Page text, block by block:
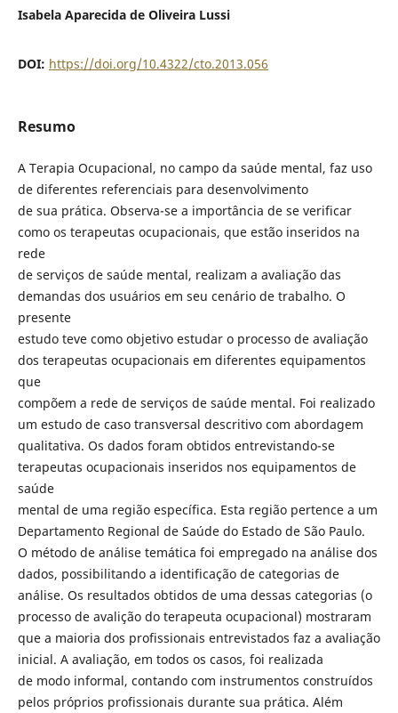
Isabela Aparecida de Oliveira Lussi
DOI: https://doi.org/10.4322/cto.2013.056
Resumo
A Terapia Ocupacional, no campo da saúde mental, faz uso
de diferentes referenciais para desenvolvimento
de sua prática. Observa-se a importância de se verificar
como os terapeutas ocupacionais, que estão inseridos na
rede
de serviços de saúde mental, realizam a avaliação das
demandas dos usuários em seu cenário de trabalho. O
presente
estudo teve como objetivo estudar o processo de avaliação
dos terapeutas ocupacionais em diferentes equipamentos
que
compõem a rede de serviços de saúde mental. Foi realizado
um estudo de caso transversal descritivo com abordagem
qualitativa. Os dados foram obtidos entrevistando-se
terapeutas ocupacionais inseridos nos equipamentos de
saúde
mental de uma região específica. Esta região pertence a um
Departamento Regional de Saúde do Estado de São Paulo.
O método de análise temática foi empregado na análise dos
dados, possibilitando a identificação de categorias de
análise. Os resultados obtidos de uma dessas categorias (o
processo de avalição do terapeuta ocupacional) mostraram
que a maioria dos profissionais entrevistados faz a avaliação
inicial. A avaliação, em todos os casos, foi realizada
de modo informal, contando com instrumentos construídos
pelos próprios profissionais durante sua prática. Além